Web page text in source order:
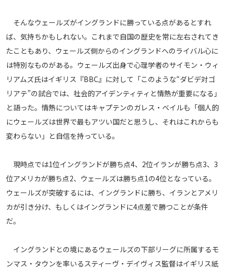
そんなウェールズがイングランドに勝っている点があるとすれ
ば、気持ちかもしれない。これまで自国の歴史を常に左右されてき
たこともあり、ウェールズ側からのイングランドへのライバル心に
は特別なものがある。ウェールズ出身で心理学者のサイモン・ウィ
リアムズ氏はイギリス『BBC』に対して「このような“ダビデ対ゴ
リアテ”の試合では、社会的アイデンティティと情熱が重要になる」
と語った。情熱についてはキャプテンのガレス・ベイルも「個人的
にウェールズは世界で最もアツい国だと思うし、それはこれからも
変わらない」と自信を持っている。
現時点では1位イングランドが勝ち点4、2位イランが勝ち点3、3
位アメリカが勝ち点2、ウェールズは勝ち点1の4位となっている。
ウェールズが突破するには、イングランドに勝ち、イランとアメリ
カが引き分け、もしくはイングランドに4点差で勝つことが条件
だ。
イングランドとの境にあるウェールズの下部リーグに所属するモ
ンマス・タウンを率いるスティーヴ・デイヴィス監督はイギリス紙